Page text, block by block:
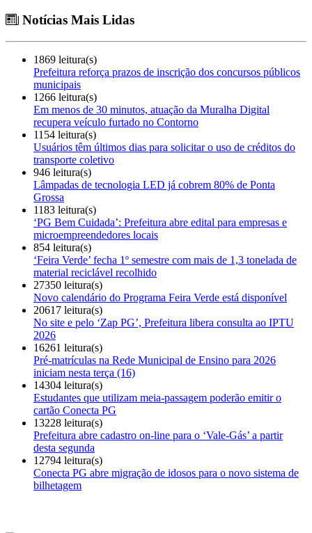
Notícias Mais Lidas
1869 leitura(s)
Prefeitura reforça prazos de inscrição dos concursos públicos
municipais
1266 leitura(s)
Em menos de 30 minutos, atuação da Muralha Digital
recupera veículo furtado no Contorno
1154 leitura(s)
Usuários têm últimos dias para solicitar o uso de créditos do
transporte coletivo
946 leitura(s)
Lâmpadas de tecnologia LED já cobrem 80% de Ponta
Grossa
1183 leitura(s)
‘PG Bem Cuidada’: Prefeitura abre edital para empresas e
microempreendedores locais
854 leitura(s)
‘Feira Verde’ fecha 1º semestre com mais de 1,3 tonelada de
material reciclável recolhido
27350 leitura(s)
Novo calendário do Programa Feira Verde está disponível
20617 leitura(s)
No site e pelo ‘Zap PG’, Prefeitura libera consulta ao IPTU
2026
16261 leitura(s)
Pré-matrículas na Rede Municipal de Ensino para 2026
iniciam nesta terça (16)
14304 leitura(s)
Estudantes que utilizam meia-passagem poderão emitir o
cartão Conecta PG
13228 leitura(s)
Prefeitura abre cadastro on-line para o ‘Vale-Gás’ a partir
desta segunda
12794 leitura(s)
Conecta PG abre migração de idosos para o novo sistema de
bilhetagem